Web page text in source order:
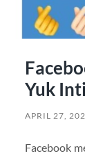
Yuk
APRIL 27,
Facebook